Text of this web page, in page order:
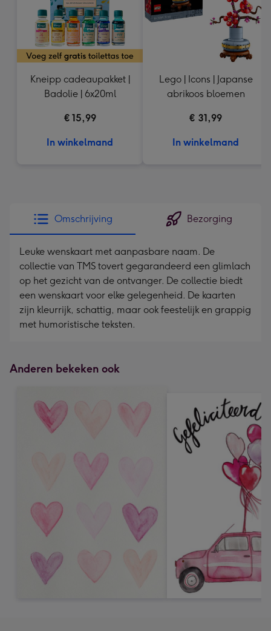
Kneipp cadeaupakket |
Badolie | 6x20ml
€ 15,99
In winkelmand
Lego | Icons | Japanse
abrikoos bloemen
€ 31,99
In winkelmand
Omschrijving Bezorging
Leuke wenskaart met aanpasbare naam. De
collectie van TMS tovert gegarandeerd een glimlach
op het gezicht van de ontvanger. De collectie biedt
een wenskaart voor elke gelegenheid. De kaarten
zijn kleurrijk, schattig, maar ook feestelijk en grappig
met humoristische teksten.
Anderen bekeken ook